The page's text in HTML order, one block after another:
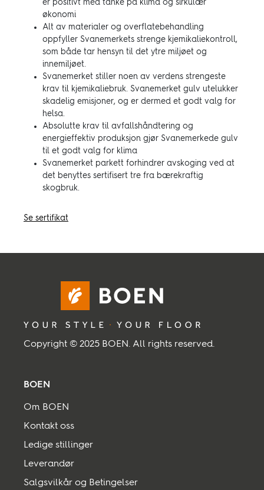
er positivt med tanke på klima og sirkulær
økonomi
Alt av materialer og overflatebehandling
oppfyller Svanemerkets strenge kjemikaliekontroll,
som både tar hensyn til det ytre miljøet og
innemiljøet.
Svanemerket stiller noen av verdens strengeste
krav til kjemikaliebruk. Svanemerket gulv utelukker
skadelig emisjoner, og er dermed et godt valg for
helsa.
Absolutte krav til avfallshåndtering og
energieffektiv produksjon gjør Svanemerkede gulv
til et godt valg for klima
Svanemerket parkett forhindrer avskoging ved at
det benyttes sertifisert tre fra bærekraftig
skogbruk.
Se sertifikat
BOEN
Om BOEN
Kontakt oss
Ledige stillinger
Leverandør
Salgsvilkår og Betingelser
Copyright © 2025 BOEN. All rights reserved.